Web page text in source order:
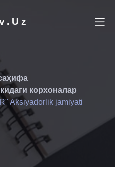
корхоналар
Aksiyadorlik jamiyati